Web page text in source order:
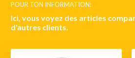
POUR TON INFORMATION:
Ici, vous voyez des articles
d'autres clients.